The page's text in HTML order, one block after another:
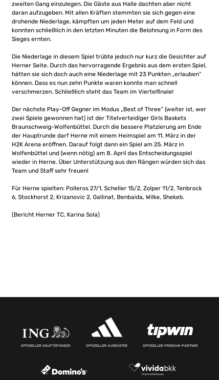
zweiten Gang einzulegen. Die Gäste aus Halle dachten aber nicht
daran aufzugeben. Mit allen Kräften stemmten sie sich gegen eine
drohende Niederlage, kämpften um jeden Meter auf dem Feld und
konnten schließlich in den letzten Minuten die Belohnung in Form des
Sieges ernten.
Die Niederlage in diesem Spiel trübte jedoch nur kurz die Gesichter auf
Herner Seite. Durch das hervorragende Ergebnis aus dem ersten Spiel,
hätten sie sich doch auch eine Niederlage mit 23 Punkten „erlauben“
können. Dass es nun zehn Punkte waren konnte man schnell
verschmerzen. Schließlich steht das Team im Viertelfinale!
Der nächste Play-Off Gegner im Modus „Best of Three” (weiter ist, wer
zwei Spiele gewonnen hat) ist der Titelverteidiger Girls Baskets
Braunschweig-Wolfenbüttel. Durch die bessere Platzierung am Ende
der Hauptrunde darf Herne mit einem Heimspiel am 11. März in der
H2K Arena eröffnen. Darauf folgt dann ein Spiel am 25. März in
Wolfenbüttel und (wenn nötig) am 8. April das Entscheidungsspiel
wieder in Herne. Über Unterstützung aus den Rängen würden sich das
Team und Staff sehr freuen!
Für Herne spielten: Polleros 27/1, Scheller 15/2, Zolper 11/2, Tenbrock
6, Stockhorst 2, Krizanovic 2, Gallinat, Benbaida, Wilke, Shekeb.
(Bericht Herner TC, Karina Sola)
OFFIZIELLER HAUPTSPONSOR OFFIZIELLER AUSRÜSTER OFFIZIELLER PREMIUM-PARTNER